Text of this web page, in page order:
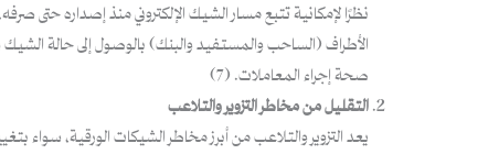
نظرًا لإمكانية تتبع مسار الشيك الإلكتروني منذ إصداره حتى
الأطراف (الساحب والمستفيد والبنك) بالوصول إلى حالة
صحة إجراء المعاملات. (7)
التقليل من مخاطر التزوير والتلاعب
يعد التزوير والتلاعب من أبرز مخاطر الشيكات الورقية، سواء